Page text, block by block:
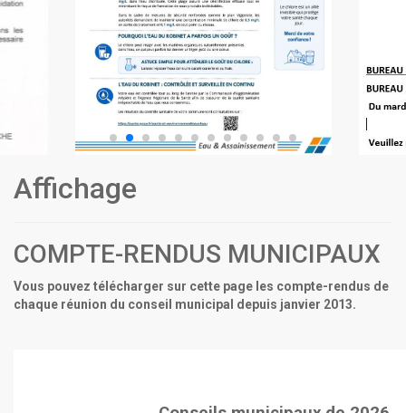
Affichage
COMPTE-RENDUS MUNICIPAUX
Vous pouvez télécharger sur cette page les compte-rendus de
chaque réunion du conseil municipal depuis janvier 2013.